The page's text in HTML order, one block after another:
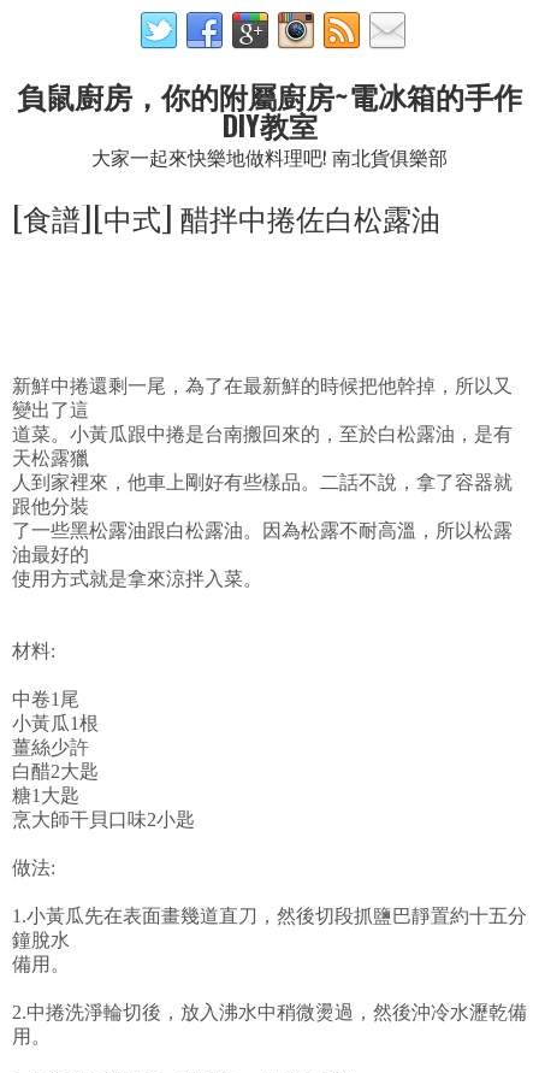
負鼠廚房，你的附屬廚房~電冰箱的手作
DIY教室
大家一起來快樂地做料理吧! 南北貨俱樂部
[食譜][中式] 醋拌中捲佐白松露油
新鮮中捲還剩一尾，為了在最新鮮的時候把他幹掉，所以又
變出了這
道菜。小黃瓜跟中捲是台南搬回來的，至於白松露油，是有
天松露獵
人到家裡來，他車上剛好有些樣品。二話不說，拿了容器就
跟他分裝
了一些黑松露油跟白松露油。因為松露不耐高溫，所以松露
油最好的
使用方式就是拿來涼拌入菜。
材料:
中卷1尾
小黃瓜1根
薑絲少許
白醋2大匙
糖1大匙
烹大師干貝口味2小匙
做法:
1.小黃瓜先在表面畫幾道直刀，然後切段抓鹽巴靜置約十五分
鐘脫水
備用。
2.中捲洗淨輪切後，放入沸水中稍微燙過，然後沖冷水瀝乾備
用。